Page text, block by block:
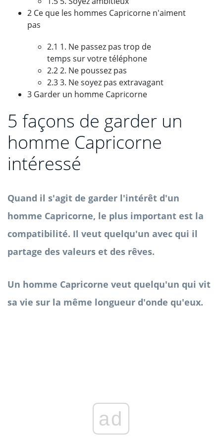
2 Ce que les hommes Capricorne n'aiment
pas
2.1 1. Ne passez pas trop de
temps sur votre téléphone
2.2 2. Ne poussez pas
2.3 3. Ne soyez pas extravagant
3 Garder un homme Capricorne
5 façons de garder un
homme Capricorne
intéressé
Quand il s'agit de garder l'intérêt d'un
homme Capricorne, le plus important est la
compatibilité. Il veut quelqu'un avec qui il
partage des valeurs et des rêves.
Un homme Capricorne veut quelqu'un qui vit
sa vie sur la même longueur d'onde qu'eux.
ad